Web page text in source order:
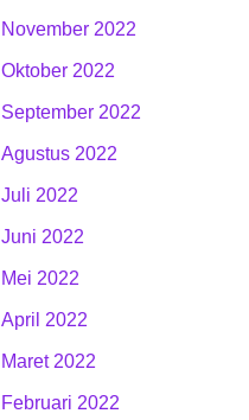
November 2022
Oktober 2022
September 2022
Agustus 2022
Juli 2022
Juni 2022
Mei 2022
April 2022
Maret 2022
Februari 2022